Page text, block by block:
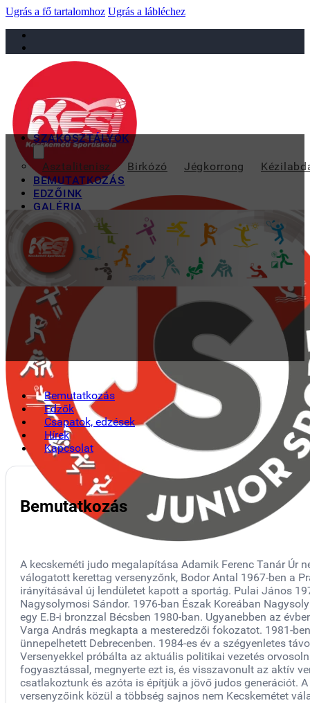
Ugrás a fő tartalomhoz Ugrás a lábléchez
sportiskola@juniorsportkft.hu
SZAKOSZTÁLYOK
Asztalitenisz Birkózó Jégkorrong
BEMUTATKOZÁS
EDZŐINK
GALÉRIA
TAO
KAPCSOLAT
Bemutatkozás
Edzők
Csapatok, edzések
Hírek
Kapcsolat
Bemutatkozás
A kecskeméti judo megalapítása Adamik Ferenc Tanár Úr
válogatott kerettag versenyzőnk, Bodor Antal 1967-ben a
irányításával új lendületet kapott a sportág. Pulai János
Nagysolymosi Sándor. 1976-ban Észak Koreában
egy E.B-i bronzzal Bécsben 1980-ban. Ugyanebben az
Varga András megkapta a mesteredzői fokozatot. 1981-
ünnepelhetett Debrecenben. 1984-es év a szégyenletes
Versenyekkel próbálta az aktuális politikai vezetés
fogyasztással, megnyerte ezt is, és visszavonult az aktív
csatlakoztunk és azóta is építjük a jövő judos generációt.
versenyzőink közül a többség sajnos nem Kecskemétet